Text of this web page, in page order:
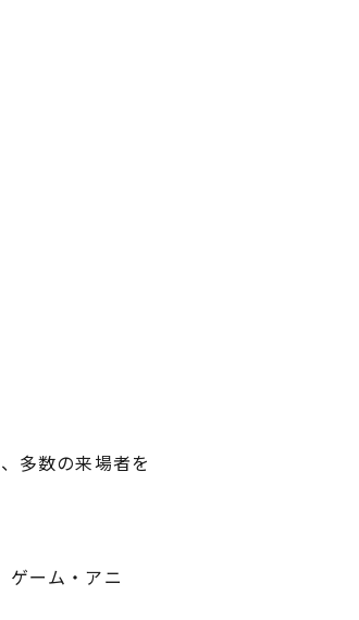
多数の来場者を
ゲーム・アニ